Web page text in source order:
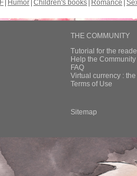
Humor Children's books Romance
THE COMMUNITY
Tutorial for the
Help the
FAQ
Virtual currency :
Terms of Use
Sitemap